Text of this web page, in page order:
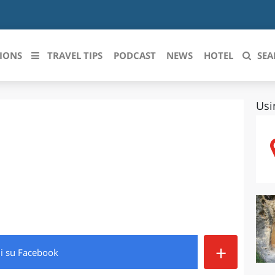
ROMAGNA PIEMONTE
TRAVEL TIPS PODCAST NEWS HOTEL
su Facebook +